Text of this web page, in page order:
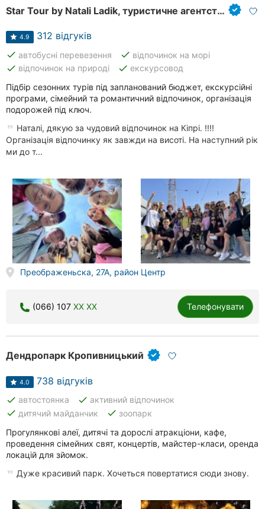
Ужгород
Карпати
Star Tour by Natali Ladik, туристичне агентство
4.9 312 відгуків
done автобусні перевезення done відпочинок на морі
done відпочинок на природі done екскурсовод
Підбір сезонних турів під запланований бюджет, екскурсійні
програми, сімейний та романтичний відпочинок, організація
подорожей під ключ.
Наталі, дякую за чудовий відпочинок на Кіпрі. !!!!
Організація відпочинку як завжди на висоті. На наступний рік
ми до т...
Преображеньска, 27А, район Центр
(066) 107 XX XX Телефонувати
Дендропарк Кропивницький
4.0 738 відгуків
done автостоянка done активний відпочинок
done дитячий майданчик done зоопарк
Прогулянкові алеї, дитячі та дорослі атракціони, кафе,
проведення сімейних свят, концертів, майстер-класи, оренда
локацій для зйомок.
Дуже красивий парк. Хочеться повертатися сюди знову.